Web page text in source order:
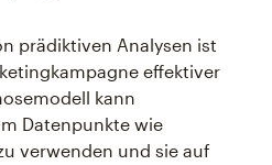
prädiktiven Analysen ist
effektiver
kann
Datenpunkte wie
verwenden und sie auf